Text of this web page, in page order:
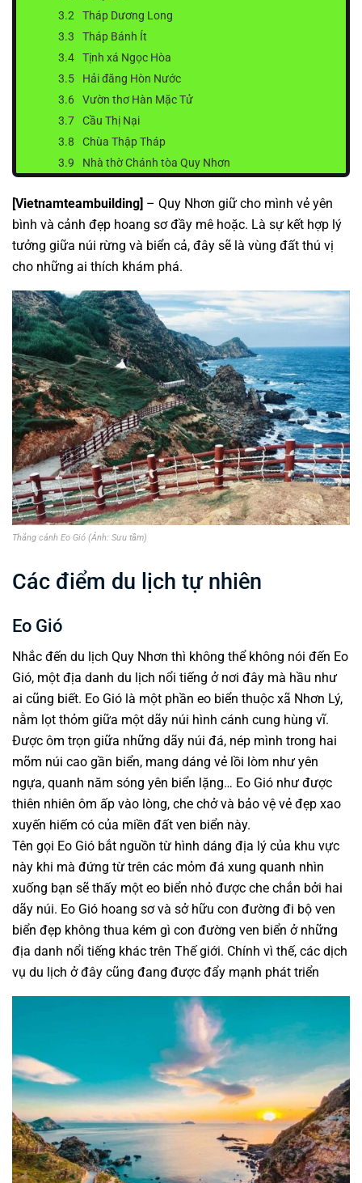
Tháp Dương Long
Tháp Bánh Ít
Tịnh xá Ngọc Hòa
Hải đăng Hòn Nước
Vườn thơ Hàn Mặc Tử
Cầu Thị Nại
Chùa Thập Tháp
Nhà thờ Chánh tòa Quy Nhơn
[Vietnamteambuilding] – Quy Nhơn giữ cho mình vẻ yên
bình và cảnh đẹp hoang sơ đầy mê hoặc. Là sự kết hợp lý
tưởng giữa núi rừng và biển cả, đây sẽ là vùng đất thú vị
cho những ai thích khám phá.
Thắng cảnh Eo Gió (Ảnh: Sưu tầm)
Các điểm du lịch tự nhiên
Eo Gió
Nhắc đến du lịch Quy Nhơn thì không thể không nói đến Eo
Gió, một địa danh du lịch nổi tiếng ở nơi đây mà hầu như
ai cũng biết. Eo Gió là một phần eo biển thuộc xã Nhơn Lý,
nằm lọt thỏm giữa một dãy núi hình cánh cung hùng vĩ.
Được ôm trọn giữa những dãy núi đá, nép mình trong hai
mõm núi cao gần biển, mang dáng vẻ lồi lòm như yên
ngựa, quanh năm sóng yên biển lặng… Eo Gió như được
thiên nhiên ôm ấp vào lòng, che chở và bảo vệ vẻ đẹp xao
xuyến hiếm có của miền đất ven biển này.
Tên gọi Eo Gió bắt nguồn từ hình dáng địa lý của khu vực
này khi mà đứng từ trên các mỏm đá xung quanh nhìn
xuống bạn sẽ thấy một eo biển nhỏ được che chắn bởi hai
dãy núi. Eo Gió hoang sơ và sở hữu con đường đi bộ ven
biển đẹp không thua kém gì con đường ven biển ở những
địa danh nổi tiếng khác trên Thế giới. Chính vì thế, các dịch
vụ du lịch ở đây cũng đang được đẩy mạnh phát triển